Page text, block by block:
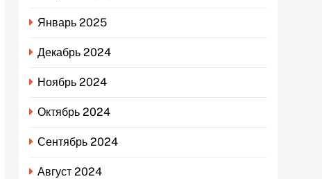
Январь 2025
Декабрь 2024
Ноябрь 2024
Октябрь 2024
Сентябрь 2024
Август 2024